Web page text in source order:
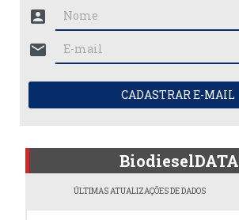
account_box
mail
CADASTRAR E-MAIL
BiodieselDATA
ÚLTIMAS ATUALIZAÇÕES DE DADOS